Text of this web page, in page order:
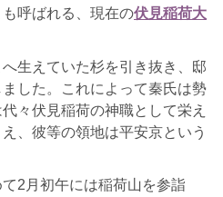
呼ばれる、現在の伏見稲荷大
生えていた杉を引き抜き、邸
した。これによって秦氏は勢
々伏見稲荷の神職として栄え
、彼等の領地は平安京という
2月初午には稲荷山を参詣